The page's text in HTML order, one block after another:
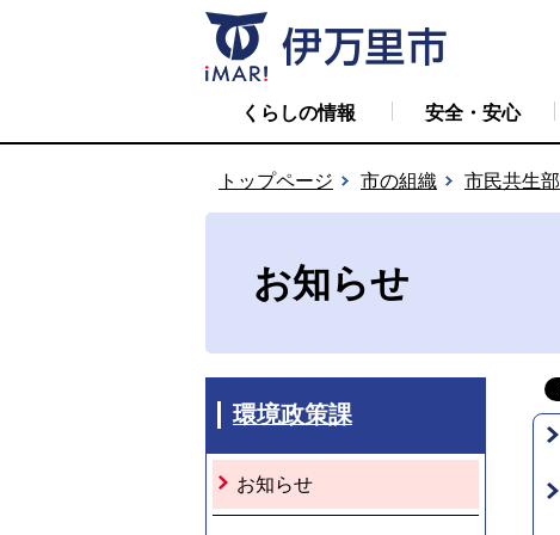
くらしの情報 安全・安心
トップページ 市の組織 市民共生部
お知らせ
環境政策課
お知らせ